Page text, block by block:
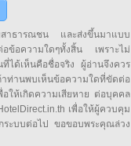
สาธารณชน และส่งขึ้นมาแบบ
ข้อความใดๆทั้งสิ้น เพราะไม่
ได้เห็นคือชื่อจริง ผู้อ่านจึงควร
นพบเห็นข้อความใดที่ขัดต่อ
ให้เกิดความเสียหาย ต่อบุคคล
เพื่อให้ผู้ควบคุม
ระบบต่อไป ขอขอบพระคุณล่วง